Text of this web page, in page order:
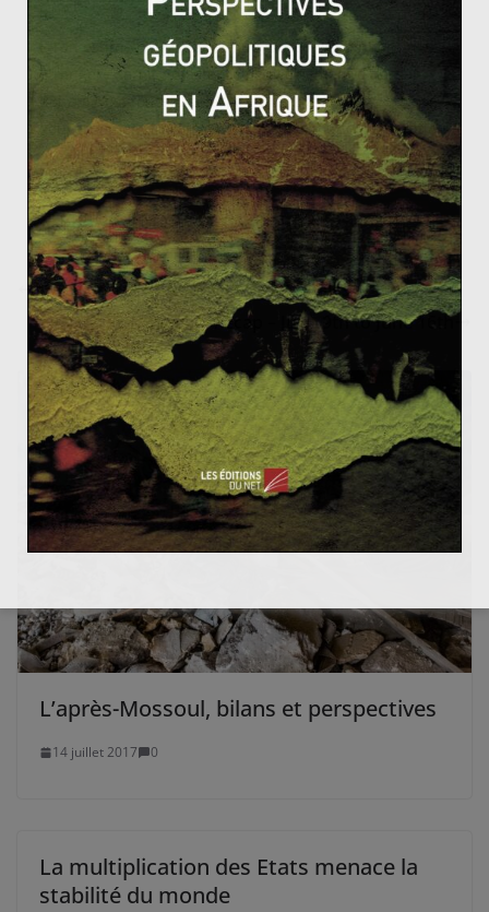
L’Iran estime pour sa part que toute intervention
étrangère serait néfaste. Le gouvernement d’Hassan
Rohani s’est toutefois déclaré prêt à aider le
gouvernement irakien, et n’a pas exclu une coopération
avec les américains pour lutter contre le terrorisme
d’EIIL.
Marxisme et Relations Internationales
The Weekly Recap – June 9th to June 16th
L’après-Mossoul, bilans et perspectives
14 juillet 2017 0
La multiplication des Etats menace la
stabilité du monde